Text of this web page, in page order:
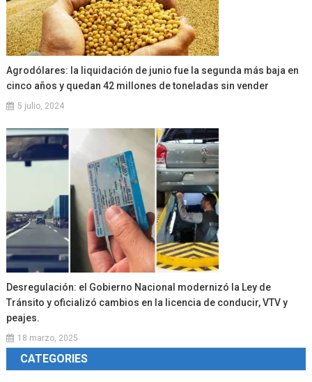
Agrodólares: la liquidación de junio fue la segunda más baja en
cinco años y quedan 42 millones de toneladas sin vender
5 julio, 2024
Desregulación: el Gobierno Nacional modernizó la Ley de
Tránsito y oficializó cambios en la licencia de conducir, VTV y
peajes.
18 marzo, 2025
CATEGORIES